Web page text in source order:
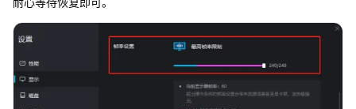
耐心等待恢复即可。